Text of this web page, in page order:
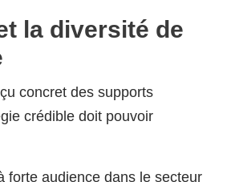
la diversité de
concret des supports
crédible doit pouvoir
forte audience dans le secteur